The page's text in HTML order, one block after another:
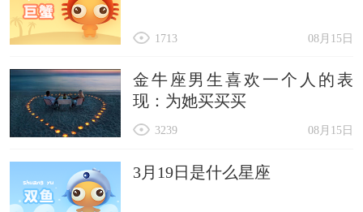
08月15日
1713
金牛座男生喜欢一个人的表
现：为她买买买
08月15日
3239
3月19日是什么星座